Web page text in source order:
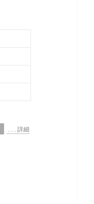
. . . 詳細